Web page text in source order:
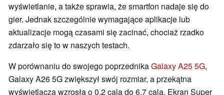
wyświetlanie, a także sprawia, że smartfon nadaje się do
gier. Jednak szczególnie wymagające aplikacje lub
aktualizacje mogą czasami się zacinać, chociaż rzadko
zdarzało się to w naszych testach.
W porównaniu do swojego poprzednikaGalaxy A25 5G,
Galaxy A26 5G zwiększył swój rozmiar, a przekątna
wyświetlacza wzrosła o 0,2 cala do 6,7 cala. Ekran Super